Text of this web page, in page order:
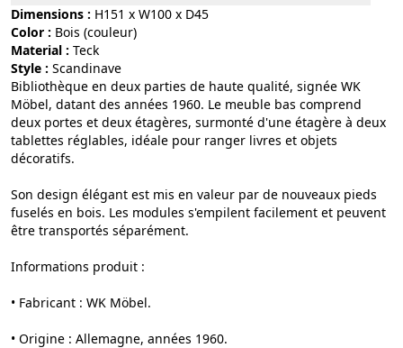
Dimensions : H151 x W100 x D45
Color :
bois (couleur)
Material :
teck
Style :
scandinave
Bibliothèque en deux parties de haute qualité, signée WK
Möbel, datant des années 1960. Le meuble bas comprend
deux portes et deux étagères, surmonté d'une étagère à deux
tablettes réglables, idéale pour ranger livres et objets
décoratifs.
Son design élégant est mis en valeur par de nouveaux pieds
fuselés en bois. Les modules s'empilent facilement et peuvent
être transportés séparément.
Informations produit :
• Fabricant : WK Möbel.
• Origine : Allemagne, années 1960.